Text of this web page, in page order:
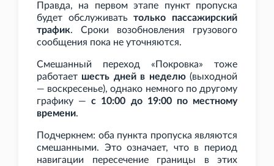
Правда, на первом этапе пункт пропуска
будет обслуживатьтолько пассажирский
трафик. Сроки возобновления грузового
сообщения пока не уточняются.
Смешанный переход «Покровка» тоже
работает шесть дней в неделю(выходной
— воскресенье), однако немного по другому
графику —с 10:00 до 19:00 по местному
времени.
Подчеркнем: оба пункта пропуска являются
смешанными. Это означает, что в период
навигации пересечение границы в этих